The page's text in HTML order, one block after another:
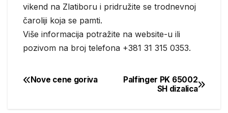
vikend na Zlatiboru i pridružite se trodnevnoj
čaroliji koja se pamti.
Više informacija potražite na website-u ili
pozivom na broj telefona +381 31 315 0353.
Post
Palfinger PK 65002
SH dizalica
Nove cene goriva